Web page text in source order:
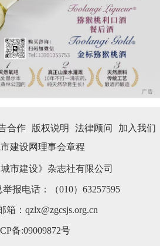
合作 版权说明 法律顾问
加入我们
建设网理事会章程
市建设》杂志社有限公司
报电话：（010）63257595
箱：qzlx@zgcsjs.org.cn
备:09009872号